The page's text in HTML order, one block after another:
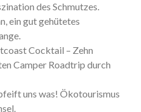
des Schmutzes.
ein gut gehütetes
Cocktail – Zehn
Camper Roadtrip durch
uns was! Ökotourismus